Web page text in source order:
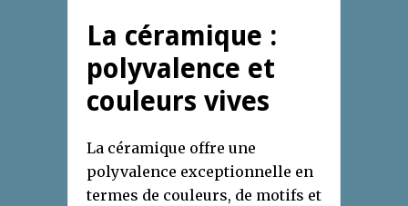
La céramique :
polyvalence et
couleurs vives
La céramique offre une
polyvalence exceptionnelle en
termes de couleurs, de motifs et